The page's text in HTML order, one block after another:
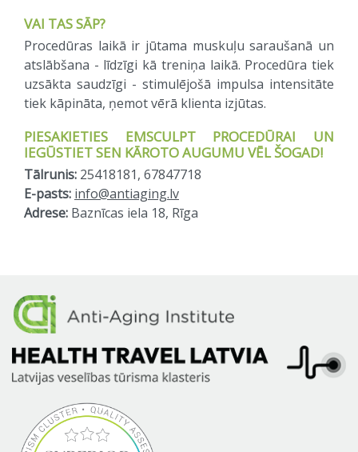
VAI TAS SĀP?
Procedūras laikā ir jūtama muskuļu saraušanā un
atslābšana - līdzīgi kā treniņa laikā. Procedūra tiek
uzsākta saudzīgi - stimulējošā impulsa intensitāte
tiek kāpināta, ņemot vērā klienta izjūtas.
PIESAKIETIES EMSCULPT PROCEDŪRAI UN
IEGŪSTIET SEN KĀROTO AUGUMU VĒL ŠOGAD!
Tālrunis: 25418181, 67847718
E-pasts: info@antiaging.lv
Adrese: Baznīcas iela 18, Rīga